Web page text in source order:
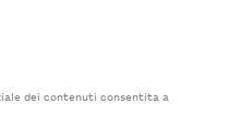
dei contenuti consentita a